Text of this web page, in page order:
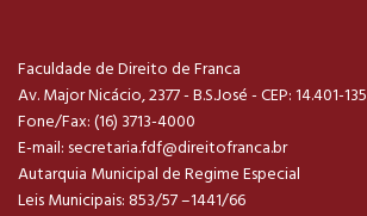
Faculdade de Direito de Franca
Av. Major Nicácio, 2377 - B.S.José - CEP: 14.401-135
Fone/Fax: (16) 3713-4000
E-mail: secretaria.fdf@direitofranca.br
Autarquia Municipal de Regime Especial
Leis Municipais: 853/57 –1441/66